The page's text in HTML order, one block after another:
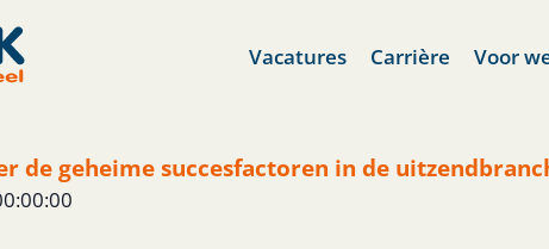
Vacatures Carrière Voor
de geheime succesfactoren in de